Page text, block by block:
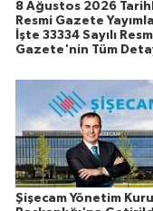
8 Ağustos 2026
Resmi Gazete
İşte 33334 Sayılı
Gazete'nin Tüm
Şişecam Yönetim